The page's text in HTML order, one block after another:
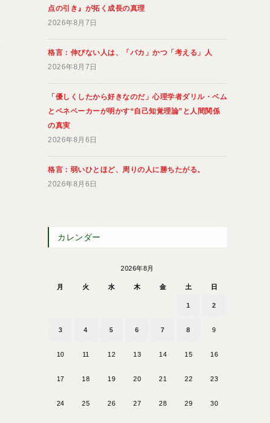
点の引き』が拓く成長の真理
2026年8月7日
格言：伸びない人は、「バカ」かつ「考える」人
2026年8月7日
「優しくしたから好きなのだ」心理学者ダリル・ベム
とペネベーカーが明かす“自己知覚理論”と人間関係
の真実
2026年8月6日
格言：弱いひとほど、周りの人に勝ちたがる。
2026年8月6日
カレンダー
2026年8月
月 火 水 木 金 土 日
1 2
3 4 5 6 7 8 9
10 11 12 13 14 15 16
17 18 19 20 21 22 23
24 25 26 27 28 29 30